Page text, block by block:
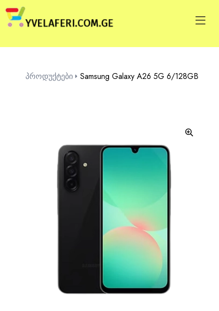
პროდუქტები Samsung Galaxy A26 5G 6/128GB